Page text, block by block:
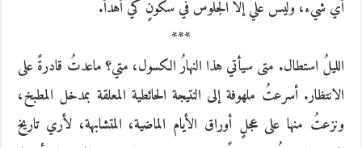
أي شيء، وليس عليَّ إلا الجلوس في سكونٍ كي أهدأ.
***
الليلُ استطال. متى سيأتي هذا النهارُ الكسول، متي؟ ماعدتُ قادرةً على
الانتظار. أسرعتُ ملهوفة إلى النتيجة الحائطية المعلقة بمدخل المطبخ،
ونزعتُ منها على عجلٍ أوراق الأيام الماضية، المتشابهة، لأري تاريخ